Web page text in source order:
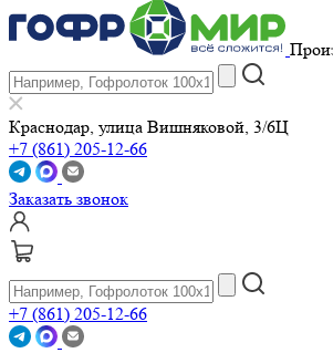
Краснодар, улица Вишняковой, 3/6Ц
+7 (861) 205-12-66
Заказать звонок
+7 (861) 205-12-66